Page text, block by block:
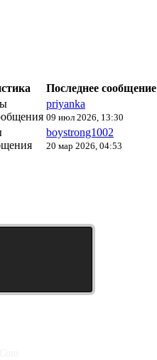
Последнее сообщение
priyanka
09 июл 2026, 13:30
boystrong1002
20 мар 2026, 04:53